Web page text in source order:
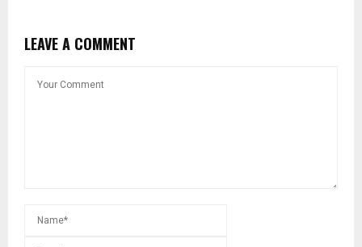
LEAVE A COMMENT